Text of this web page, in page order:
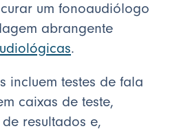
um fonoaudiólogo
abrangente
.
incluem testes de fala
caixas de teste,
resultados e,